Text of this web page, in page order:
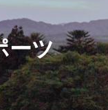
ーツ